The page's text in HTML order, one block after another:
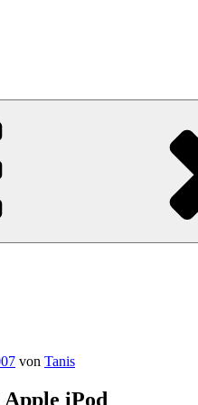
von Tanis
iPod